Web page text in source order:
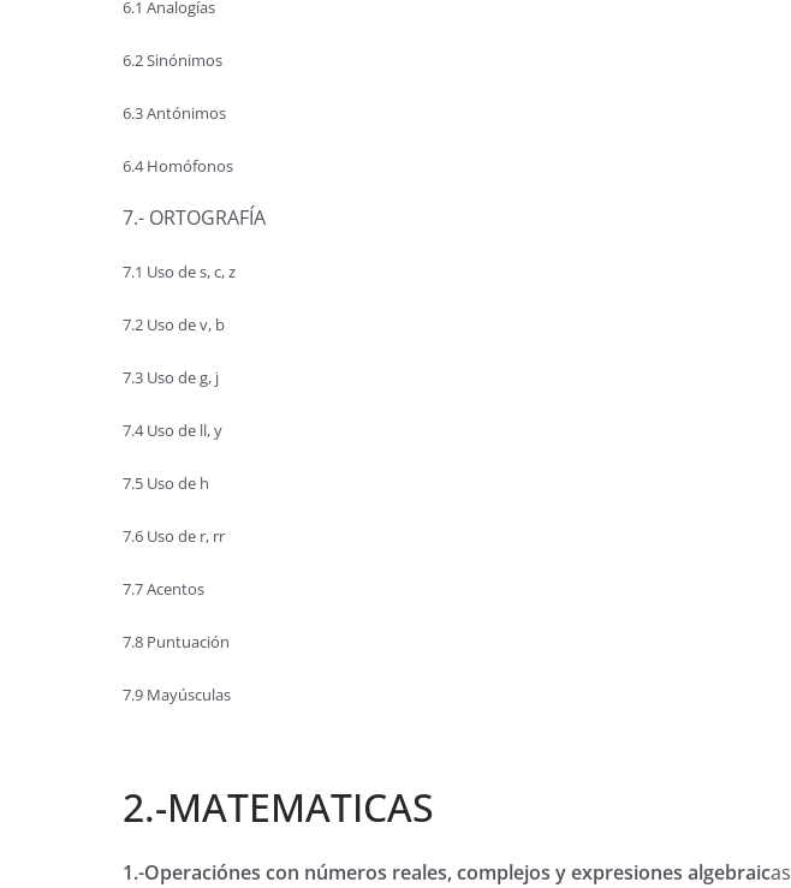
6.1 Analogías
6.2 Sinónimos
6.3 Antónimos
6.4 Homófonos
7.- ORTOGRAFÍA
7.1 Uso de s, c, z
7.2 Uso de v, b
7.3 Uso de g, j
7.4 Uso de ll, y
7.5 Uso de h
7.6 Uso de r, rr
7.7 Acentos
7.8 Puntuación
7.9 Mayúsculas
2.-MATEMATICAS
1.-Operaciónes con números reales, complejos y expresiones algebraicas